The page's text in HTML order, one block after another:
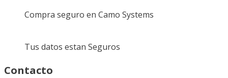
Compra seguro en Camo Systems
Tus datos estan Seguros
Contacto